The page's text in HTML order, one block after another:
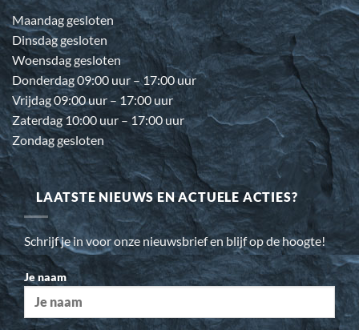
Maandag gesloten
Dinsdag gesloten
Woensdag gesloten
Donderdag 09:00 uur – 17:00 uur
Vrijdag 09:00 uur – 17:00 uur
Zaterdag 10:00 uur – 17:00 uur
Zondag gesloten
LAATSTE NIEUWS EN ACTUELE ACTIES?
Schrijf je in voor onze nieuwsbrief en blijf op de hoogte!
Je naam